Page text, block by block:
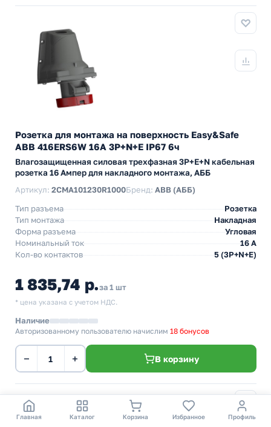
Розетка для монтажа на поверхность Easy&Safe
ABB 416ERS6W 16A 3P+N+E IP67 6ч
Влагозащищенная силовая трехфазная 3P+E+N кабельная
розетка 16 Ампер для накладного монтажа, АББ
Артикул: 2CMA101230R1000Бренд: ABB (АББ)
Тип разъема
Розетка
Тип монтажа
Накладная
Форма разъема
Угловая
Номинальный ток
16 А
Кол-во контактов
5 (3P+N+E)
1 835,74 р.за 1 шт
* цена указана с учетом НДС.
Наличие
Авторизованному пользователю начислим 18 бонусов
− + В корзину
Главная Каталог Корзина Избранное Профиль